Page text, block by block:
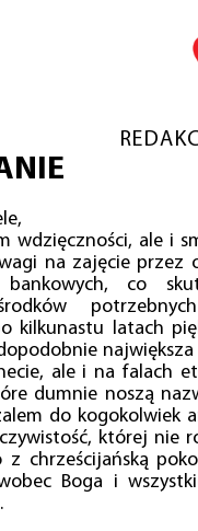
wdzięczności, ale i
na zajęcie przez
co
kilkunastu latach
największa
ale i na falach
dumnie noszą
do kogokolwiek
której nie
chrześcijańską
Boga i